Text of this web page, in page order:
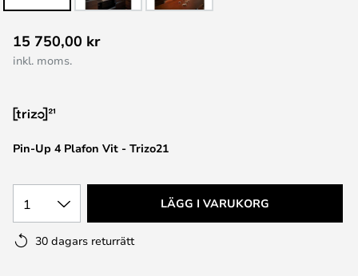
till
början
bildgalleriet
Pin-Up 4 Plafon Vit - Trizo21
15 750,00 kr
inkl. moms.
1 LÄGG I VARUKORG
30 dagars returrätt